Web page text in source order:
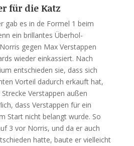
für die Katz
gab es in de Formel 1 beim
ein brillantes Überhol-
gegen Max Verstappen
wieder einkassiert. Nach
entschieden sie, dass sich
Vorteil dadurch erkauft hat,
Verstappen außen
dass Verstappen für ein
Start nicht belangt wurde. So
3 vor Norris, und da er auch
hatte, baute er vielleicht